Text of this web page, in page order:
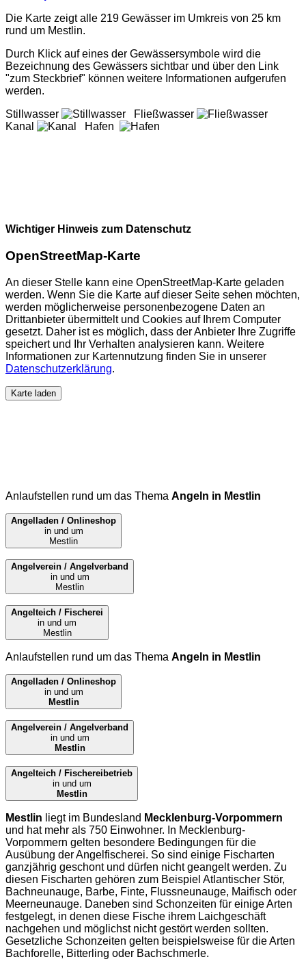
Die Karte zeigt alle 219 Gewässer im Umkreis von 25 km
rund um Mestlin.
Durch Klick auf eines der Gewässersymbole wird die
Bezeichnung des Gewässers sichtbar und über den Link
"zum Steckbrief" können weitere Informationen aufgerufen
werden.
Stillwasser
Fließwasser
Kanal
Hafen
Wichtiger Hinweis zum Datenschutz
OpenStreetMap-Karte
An dieser Stelle kann eine OpenStreetMap-Karte geladen
werden. Wenn Sie die Karte auf dieser Seite sehen möchten,
werden möglicherweise personenbezogene Daten an
Drittanbieter übermittelt und Cookies auf Ihrem Computer
gesetzt. Daher ist es möglich, dass der Anbieter Ihre Zugriffe
speichert und Ihr Verhalten analysieren kann. Weitere
Informationen zur Kartennutzung finden Sie in unserer
Datenschutzerklärung.
Karte laden
Anlaufstellen rund um das Thema Angeln in Mestlin
Angelladen / Onlineshop
in und um
Mestlin
Angelverein / Angelverband
in und um
Mestlin
Angelteich / Fischerei
in und um
Mestlin
Anlaufstellen rund um das Thema Angeln in Mestlin
Angelladen / Onlineshop
in und um
Mestlin
Angelverein / Angelverband
in und um
Mestlin
Angelteich / Fischereibetrieb
in und um
Mestlin
Mestlin liegt im Bundesland Mecklenburg-Vorpommern
und hat mehr als 750 Einwohner. In Mecklenburg-
Vorpommern gelten besondere Bedingungen für die
Ausübung der Angelfischerei. So sind einige Fischarten
ganzjährig geschont und dürfen nicht geangelt werden. Zu
diesen Fischarten gehören zum Beispiel Atlantischer Stör,
Bachneunauge, Barbe, Finte, Flussneunauge, Maifisch oder
Meerneunauge. Daneben sind Schonzeiten für einige Arten
festgelegt, in denen diese Fische ihrem Laichgeschäft
nachgehen und möglichst nicht gestört werden sollten.
Gesetzliche Schonzeiten gelten beispielsweise für die Arten
Bachforelle, Bitterling oder Bachschmerle.